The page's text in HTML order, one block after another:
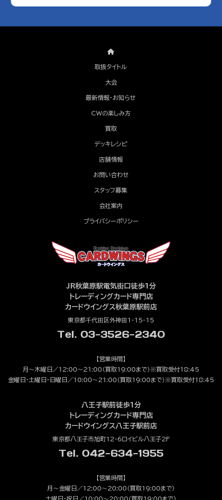
取扱タイトル
大会
最新情報・お知らせ
CWの楽しみ方
買取
デッキレシピ
店舗情報
お問い合わせ
スタッフ募集
会社案内
プライバシーポリシー
JR秋葉原駅電気街口徒歩1分
トレーディングカード専門店
カードウイングス秋葉原駅前店
東京都千代田区外神田1-15-15
Tel. 03-3526-2340
【営業時間】
月～木曜日／12:00～21:00（買取19:00まで）※買取受付18:45
金曜日・土曜日・日曜日／10:00～21:00（買取19:00まで）※買取受付18:45
八王子駅前徒歩1分
トレーディングカード専門店
カードウイングス八王子駅前店
東京都八王子市旭町12-6ロイビル八王子2F
Tel. 042-634-1955
【営業時間】
月～金曜日／12:00～20:00（買取19:00まで）
土曜日・祝日／10:00～20:00（買取19:00まで）